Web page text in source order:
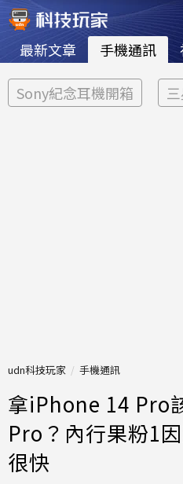
最新文章 手機通訊
Sony紀念耳機開箱
udn科技玩家 手機通訊
拿iPhone 14 Pro
Pro？內行果粉1
很快